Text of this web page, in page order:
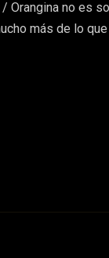
Orangina no es
más de lo